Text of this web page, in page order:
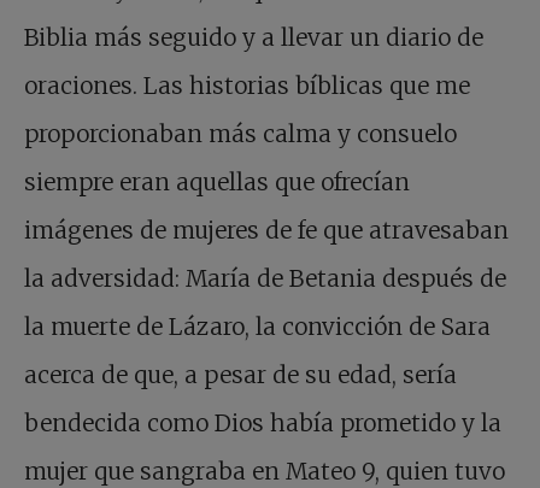
Biblia más seguido y a llevar un diario de
oraciones. Las historias bíblicas que me
proporcionaban más calma y consuelo
siempre eran aquellas que ofrecían
imágenes de mujeres de fe que atravesaban
la adversidad: María de Betania después de
la muerte de Lázaro, la convicción de Sara
acerca de que, a pesar de su edad, sería
bendecida como Dios había prometido y la
mujer que sangraba en Mateo 9, quien tuvo